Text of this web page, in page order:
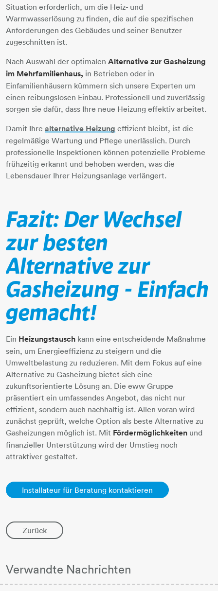
Situation erforderlich, um die Heiz- und
Warmwasserlösung zu finden, die auf die spezifischen
Anforderungen des Gebäudes und seiner Benutzer
zugeschnitten ist.
Nach Auswahl der optimalen Alternative zur Gasheizung
im Mehrfamilienhaus, in Betrieben oder in
Einfamilienhäusern kümmern sich unsere Experten um
einen reibungslosen Einbau. Professionell und zuverlässig
sorgen sie dafür, dass Ihre neue Heizung effektiv arbeitet.
Damit Ihre alternative Heizung ​​​​​​​​​​​​​​ effizient bleibt, ist die
regelmäßige Wartung und Pflege unerlässlich. Durch
professionelle Inspektionen können potenzielle Probleme
frühzeitig erkannt und behoben werden, was die
Lebensdauer Ihrer Heizungsanlage verlängert.
Fazit: Der Wechsel
zur besten
Alternative zur
Gasheizung - Einfach
gemacht!
Ein Heizungstausch kann eine entscheidende Maßnahme
sein, um Energieeffizienz zu steigern und die
Umweltbelastung zu reduzieren. Mit dem Fokus auf eine
Alternative zu Gasheizung bietet sich eine
zukunftsorientierte Lösung an. Die eww Gruppe
präsentiert ein umfassendes Angebot, das nicht nur
effizient, sondern auch nachhaltig ist. Allen voran wird
zunächst geprüft, welche Option als beste Alternative zu
Gasheizungen möglich ist. Mit Fördermöglichkeiten und
finanzieller Unterstützung wird der Umstieg noch
attraktiver gestaltet.
Installateur für Beratung kontaktieren
Zurück
Verwandte Nachrichten